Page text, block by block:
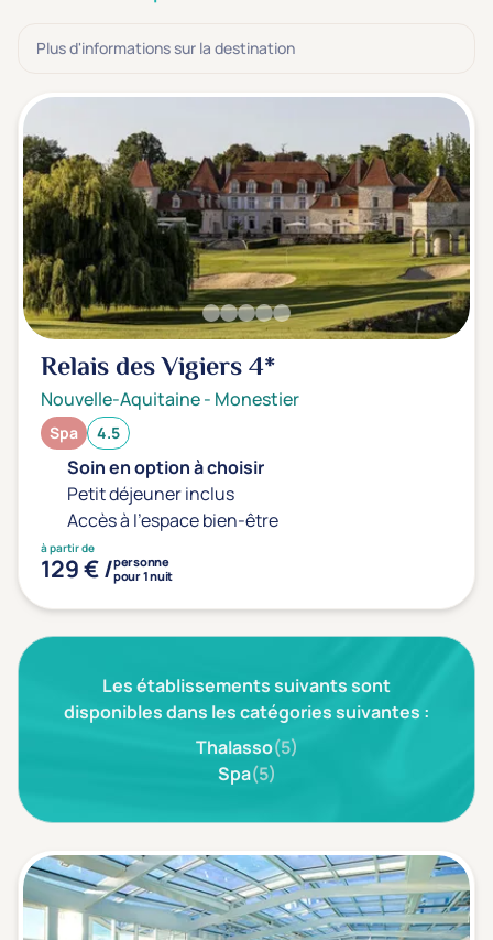
Note de nos clients
D'après notre partenaire Avis-Vérifiés
Parfait: 4.5+
(1)
Excellent: 4+
(0)
Très bien: 3.5+
(0)
Envie de
Bord de mer
(0)
Ville
(0)
Montagne
Campagne
Type de séjour
(1)
Thématiques bien-être
Accès à l'espace bien-être
Massage, détente, Rituel du monde
(0)
Silhouette, Minceur
(0)
Gestion du stress / sommeil
(0)
Plus d'informations sur la destination
Relais des Vigiers4*
Nouvelle-Aquitaine- Monestier
Spa 4.5
Soin en option à choisir
Petit déjeuner inclus
Accès à l'espace bien-être
à partir de
129 € /personne
pour 1 nuit
Les établissements suivants sont
disponibles dans les catégories suivantes :
Thalasso(5)
Spa(5)